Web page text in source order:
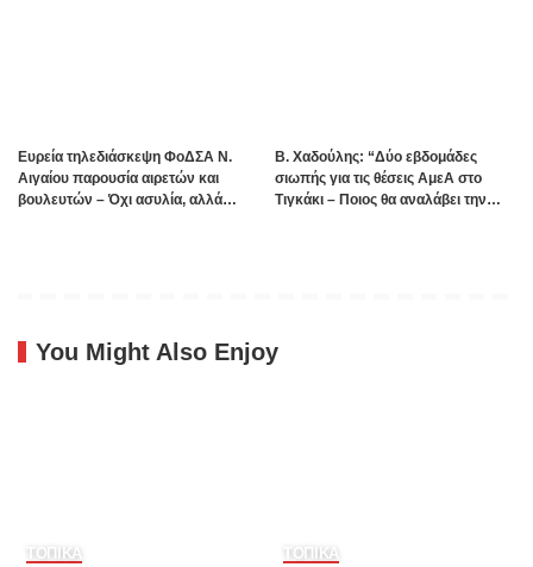
Ευρεία τηλεδιάσκεψη ΦοΔΣΑ Ν.
Αιγαίου παρουσία αιρετών και
βουλευτών – Όχι ασυλία, αλλά
B. Xαδούλης: “Δύο εβδομάδες
σιωπής για τις θέσεις ΑμεΑ στο
Τιγκάκι – Ποιος θα αναλάβει την
You Might Also Enjoy
ΤΟΠΙΚΑ ΤΟΠΙΚΑ